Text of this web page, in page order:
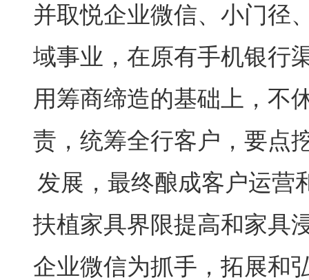
并取悦企业微信、小门径
域事业，在原有手机银行
用筹商缔造的基础上，不
责，统筹全行客户，要点
发展，最终酿成客户运营
扶植家具界限提高和家具
企业微信为抓手，拓展和